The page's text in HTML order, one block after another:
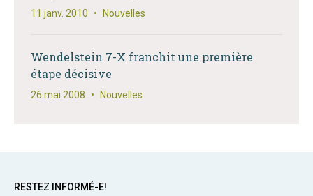
11 janv. 2010 • Nouvelles
Wendelstein 7-X franchit une première
étape décisive
26 mai 2008 • Nouvelles
RESTEZ INFORMÉ-E!